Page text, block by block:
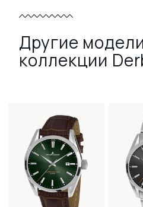
Другие
коллекции